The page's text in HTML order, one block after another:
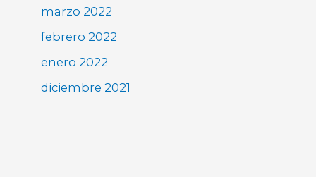
marzo 2022
febrero 2022
enero 2022
diciembre 2021